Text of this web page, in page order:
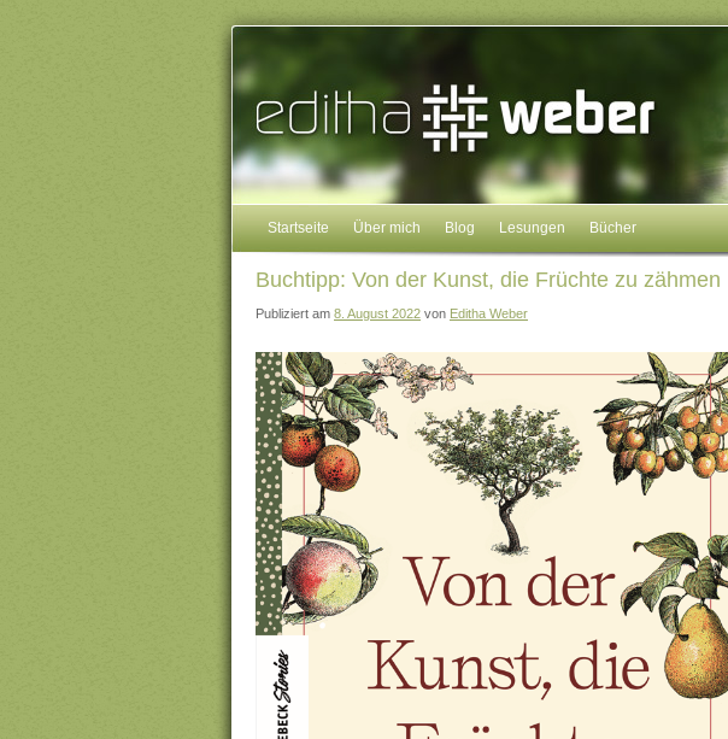
Startseite Über mich Blog Lesungen Bücher
Buchtipp: Von der Kunst, die Früchte zu zähmen
Publiziert am 8. August 2022 von Editha Weber